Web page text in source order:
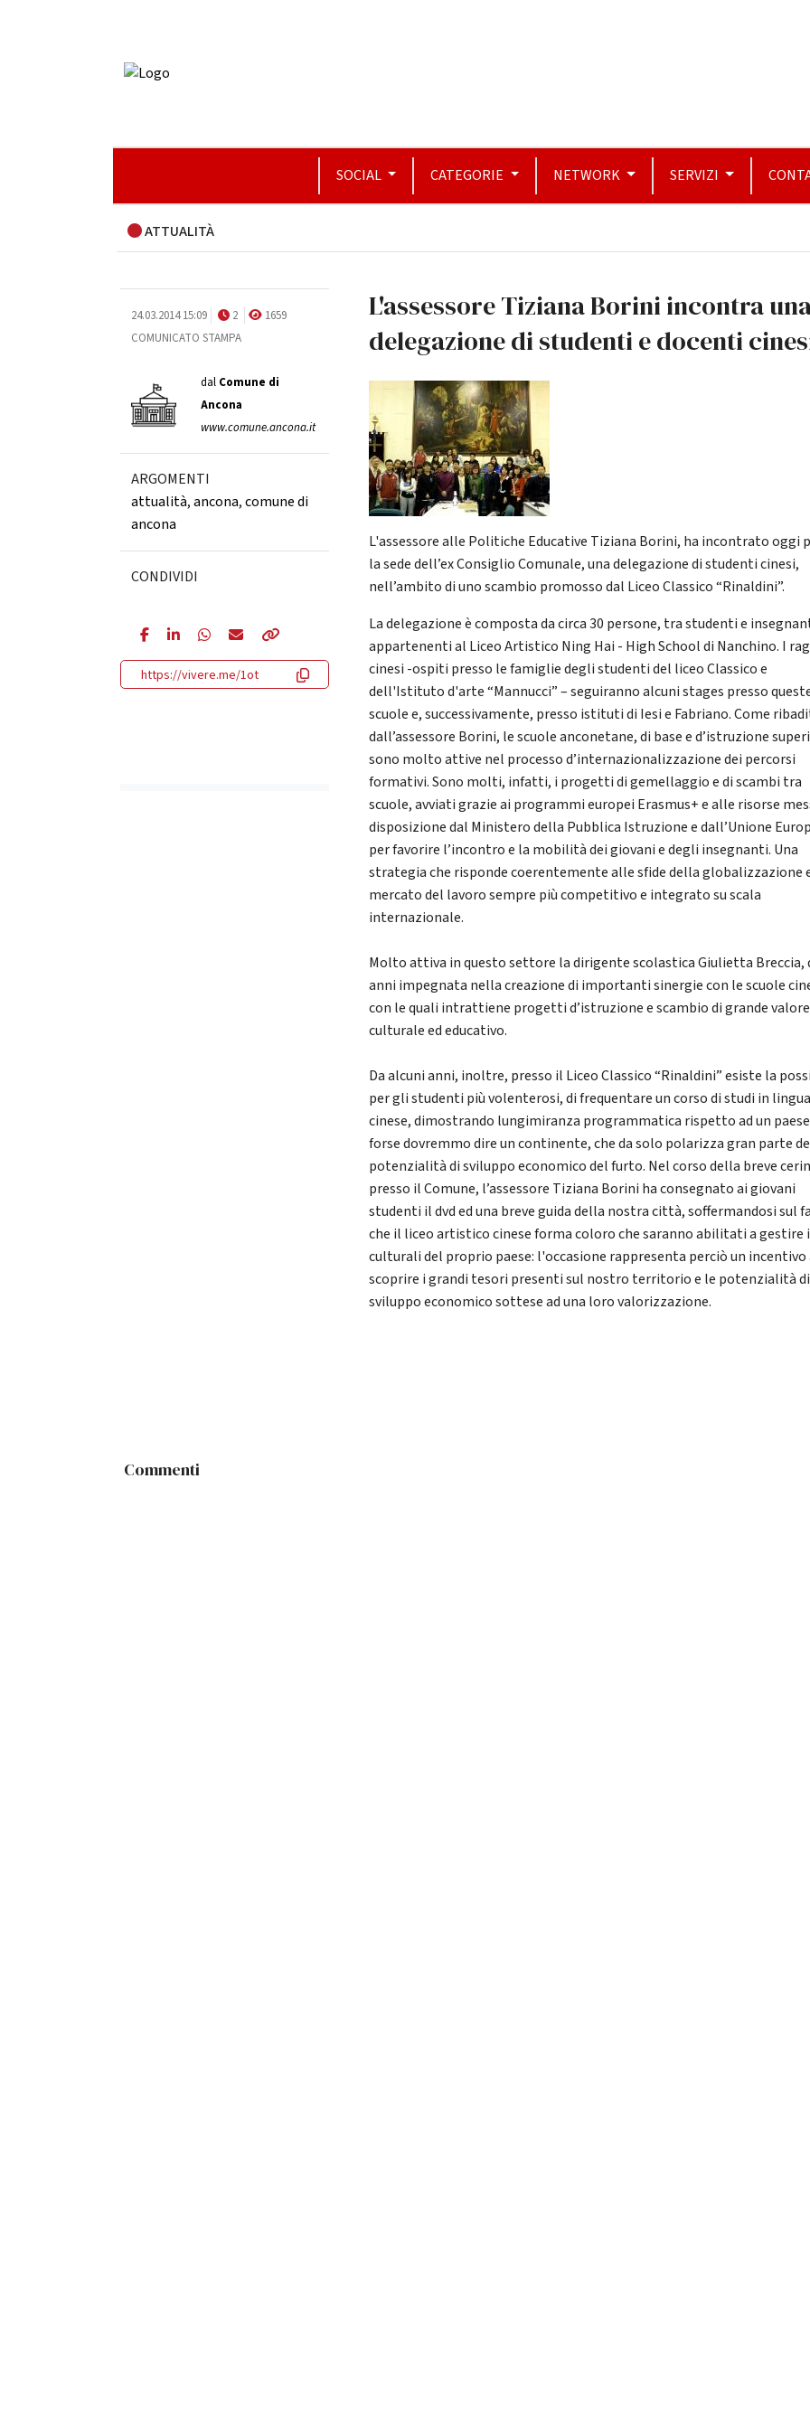
SOCIAL CATEGORIE NETWORK SERVIZI
ATTUALITÀ
24.03.2014 15:09 2
1659
COMUNICATO STAMPA
dal Comune di
Ancona
www.comune.ancona.it
ARGOMENTI
attualità,ancona,comune di
ancona
CONDIVIDI
https://vivere.me/1ot
L'assessore Tiziana Borini incontra
delegazione di studenti e docenti
L'assessore alle Politiche Educative Tiziana Borini, ha incontrato oggi
la sede dell’ex Consiglio Comunale, una delegazione di studenti cinesi,
nell’ambito di uno scambio promosso dal Liceo Classico “Rinaldini”.
La delegazione è composta da circa 30 persone, tra studenti e
appartenenti al Liceo Artistico Ning Hai - High School di Nanchino. I
cinesi -ospiti presso le famiglie degli studenti del liceo Classico e
dell'Istituto d'arte “Mannucci” – seguiranno alcuni stages presso
scuole e, successivamente, presso istituti di Iesi e Fabriano. Come
dall’assessore Borini, le scuole anconetane, di base e d’istruzione
sono molto attive nel processo d’internazionalizzazione dei percorsi
formativi. Sono molti, infatti, i progetti di gemellaggio e di scambi tra
scuole, avviati grazie ai programmi europei Erasmus+ e alle risorse
disposizione dal Ministero della Pubblica Istruzione e dall’Unione
per favorire l’incontro e la mobilità dei giovani e degli insegnanti. Una
strategia che risponde coerentemente alle sfide della globalizzazione
mercato del lavoro sempre più competitivo e integrato su scala
internazionale.
Molto attiva in questo settore la dirigente scolastica Giulietta Breccia,
anni impegnata nella creazione di importanti sinergie con le scuole
con le quali intrattiene progetti d’istruzione e scambio di grande valore
culturale ed educativo.
Da alcuni anni, inoltre, presso il Liceo Classico “Rinaldini” esiste la
per gli studenti più volenterosi, di frequentare un corso di studi in lingua
cinese, dimostrando lungimiranza programmatica rispetto ad un
forse dovremmo dire un continente, che da solo polarizza gran parte
potenzialità di sviluppo economico del furto. Nel corso della breve
presso il Comune, l’assessore Tiziana Borini ha consegnato ai giovani
studenti il dvd ed una breve guida della nostra città, soffermandosi sul
che il liceo artistico cinese forma coloro che saranno abilitati a gestire
culturali del proprio paese: l'occasione rappresenta perciò un incentivo
scoprire i grandi tesori presenti sul nostro territorio e le potenzialità di
sviluppo economico sottese ad una loro valorizzazione.
Commenti